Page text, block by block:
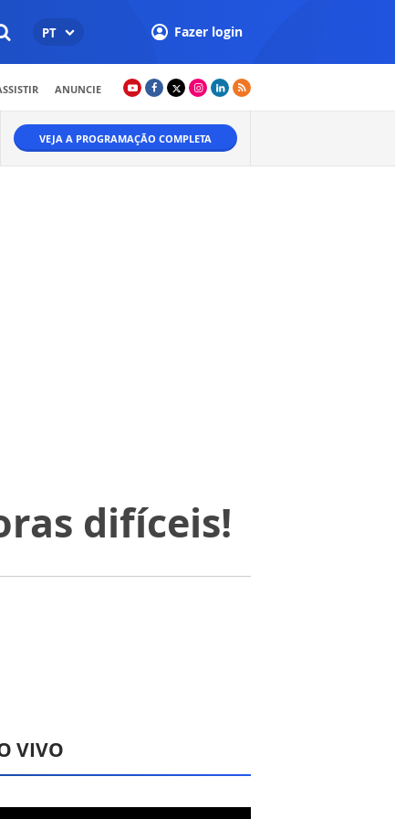
PT Fazer login
ANUNCIE
VEJA A PROGRAMAÇÃO COMPLETA
difíceis!
VIVO